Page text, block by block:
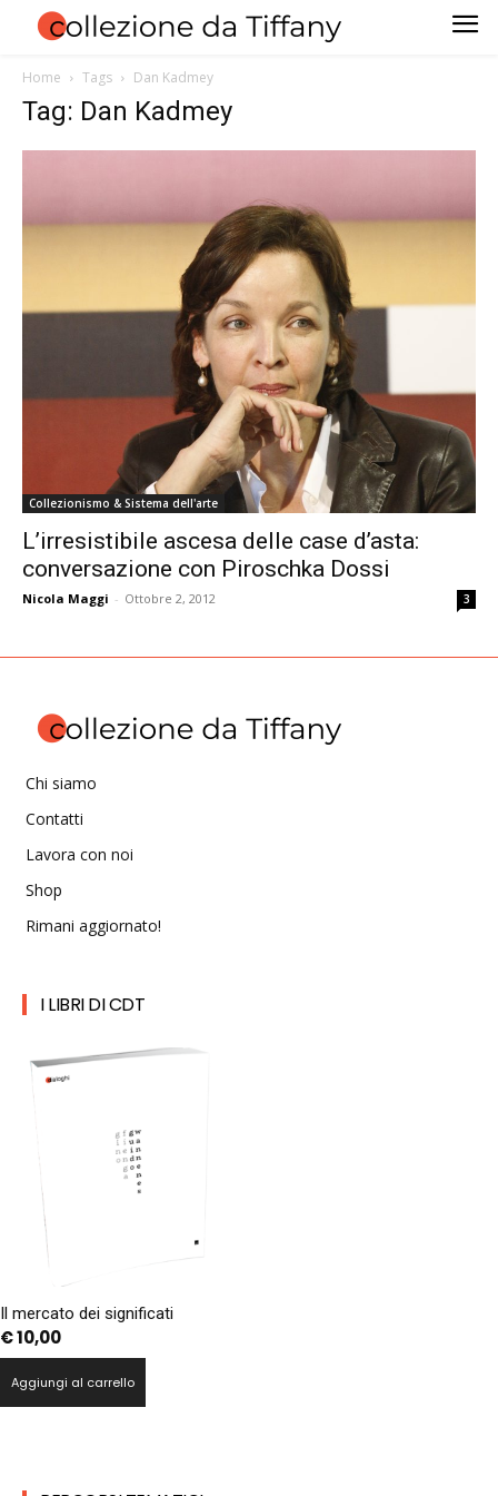
Home Tags Dan Kadmey
Tag: Dan Kadmey
Collezionismo & Sistema dell'arte
L’irresistibile ascesa delle case d’asta:
conversazione con Piroschka Dossi
Nicola Maggi - Ottobre 2, 2012 3
Chi siamo
Contatti
Lavora con noi
Shop
Rimani aggiornato!
I LIBRI DI CDT
Il mercato dei significati
€10,00
Aggiungi al carrello